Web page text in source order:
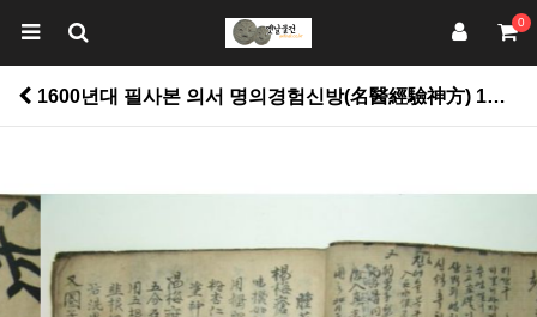
0
1600년대 필사본 의서 명의경험신방(名醫經驗神方) 1책 > 고서적